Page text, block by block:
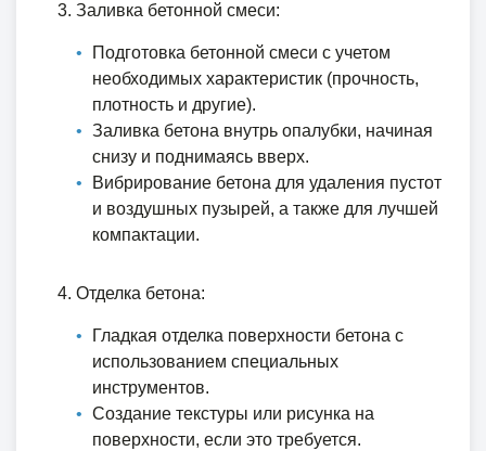
Заливка бетонной смеси:
Подготовка бетонной смеси с учетом
необходимых характеристик (прочность,
плотность и другие).
Заливка бетона внутрь опалубки, начиная
снизу и поднимаясь вверх.
Вибрирование бетона для удаления пустот
и воздушных пузырей, а также для лучшей
компактации.
Отделка бетона:
Гладкая отделка поверхности бетона с
использованием специальных
инструментов.
Создание текстуры или рисунка на
поверхности, если это требуется.